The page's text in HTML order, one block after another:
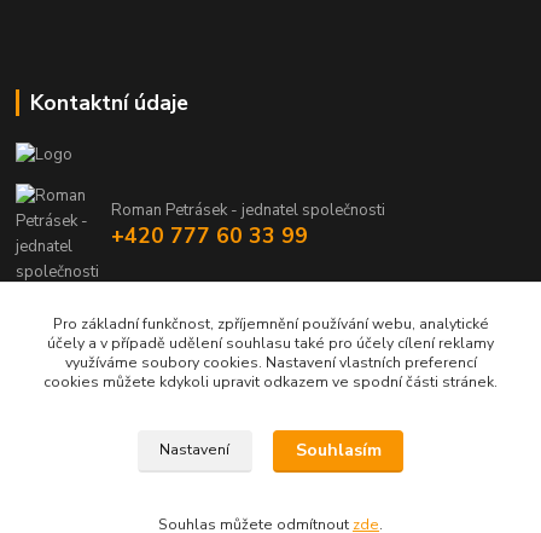
Kontaktní údaje
Roman Petrásek - jednatel společnosti
+420 777 60 33 99
Upravit sběr cookies.
Pro základní funkčnost, zpříjemnění používání webu, analytické
účely a v případě udělení souhlasu také pro účely cílení reklamy
využíváme soubory cookies. Nastavení vlastních preferencí
cookies můžete kdykoli upravit odkazem ve spodní části stránek.
Nastavení Souhlasím
Souhlas můžete odmítnout zde.